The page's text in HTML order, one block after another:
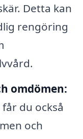
Detta kan
rengöring
omdömen:
du också
och